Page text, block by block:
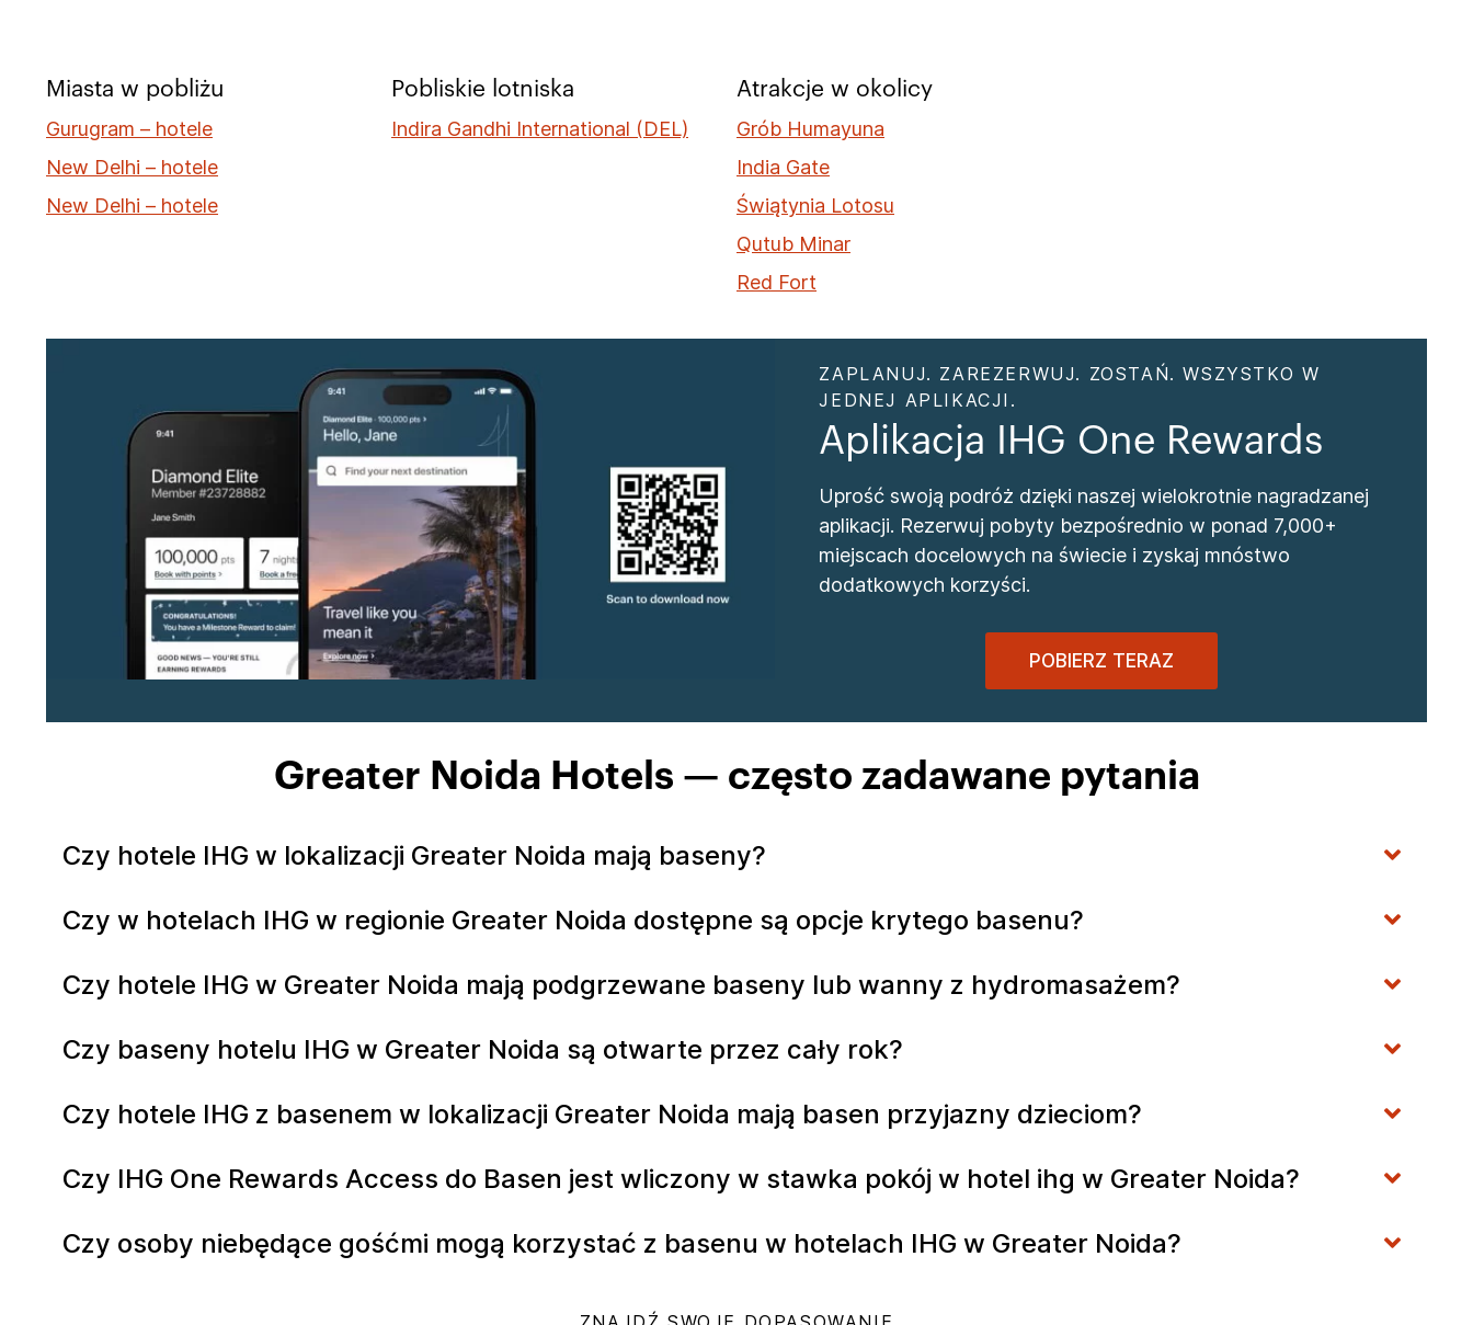
Miasta w pobliżu
Gurugram – hotele
New Delhi – hotele
New Delhi – hotele
Pobliskie lotniska
Indira Gandhi International (DEL)
Atrakcje w okolicy
Grób Humayuna
India Gate
Świątynia Lotosu
Qutub Minar
Red Fort
ZAPLANUJ. ZAREZERWUJ. ZOSTAŃ. WSZYSTKO W
JEDNEJ APLIKACJI.
Aplikacja IHG One Rewards
Uprość swoją podróż dzięki naszej wielokrotnie nagradzanej
aplikacji. Rezerwuj pobyty bezpośrednio w ponad 7,000+
miejscach docelowych na świecie i zyskaj mnóstwo
dodatkowych korzyści.
POBIERZ TERAZ
Greater Noida Hotels — często zadawane pytania
Czy hotele IHG w lokalizacji Greater Noida mają baseny?
Czy w hotelach IHG w regionie Greater Noida dostępne są opcje krytego basenu?
Czy hotele IHG w Greater Noida mają podgrzewane baseny lub wanny z hydromasażem?
Czy baseny hotelu IHG w Greater Noida są otwarte przez cały rok?
Czy hotele IHG z basenem w lokalizacji Greater Noida mają basen przyjazny dzieciom?
Czy IHG One Rewards Access do Basen jest wliczony w stawka pokój w hotel ihg w Greater Noida?
Czy osoby niebędące gośćmi mogą korzystać z basenu w hotelach IHG w Greater Noida?